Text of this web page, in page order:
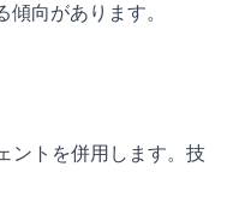
向があります。
ントを併用します。技